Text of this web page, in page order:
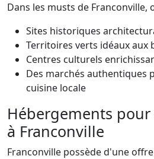
Dans les musts de Franconville,
Sites historiques
Territoires verts idéaux aux
Centres culturels
Des marchés authentiques
cuisine locale
Hébergements pour
à Franconville
Franconville possède d'une